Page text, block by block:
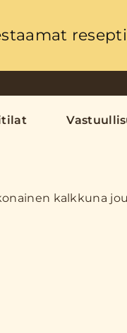
kalkkuna